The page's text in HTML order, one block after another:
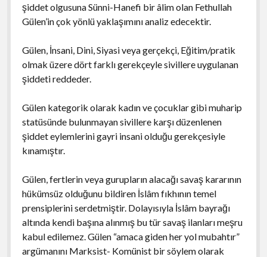
şiddet olgusuna Sünni-Hanefi bir âlim olan Fethullah
Gülen’in çok yönlü yaklaşımını analiz edecektir.
Gülen, İnsani, Dini, Siyasi veya gerçekçi, Eğitim/pratik
olmak üzere dört farklı gerekçeyle sivillere uygulanan
şiddeti reddeder.
Gülen kategorik olarak kadın ve çocuklar gibi muharip
statüsünde bulunmayan sivillere karşı düzenlenen
şiddet eylemlerini gayri insani olduğu gerekçesiyle
kınamıştır.
Gülen, fertlerin veya gurupların alacağı savaş kararının
hükümsüz olduğunu bildiren İslâm fıkhının temel
prensiplerini serdetmiştir. Dolayısıyla İslâm bayrağı
altında kendi başına alınmış bu tür savaş ilanları meşru
kabul edilemez. Gülen “amaca giden her yol mubahtır”
argümanını Marksist- Komünist bir söylem olarak